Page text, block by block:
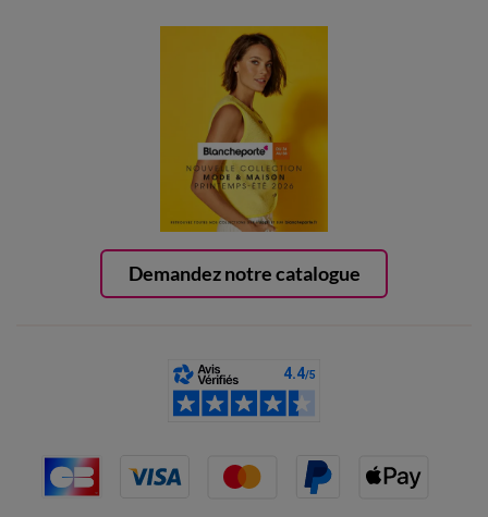
Demandez notre catalogue